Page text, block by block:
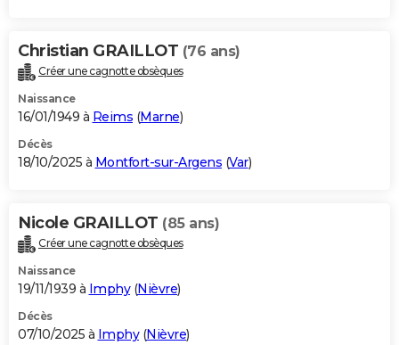
Christian GRAILLOT (76 ans)
Créer une cagnotte obsèques
Naissance
16/01/1949 à Reims (Marne)
Décès
18/10/2025 à Montfort-sur-Argens (Var)
Nicole GRAILLOT (85 ans)
Créer une cagnotte obsèques
Naissance
19/11/1939 à Imphy(Nièvre)
Décès
07/10/2025 à Imphy(Nièvre)